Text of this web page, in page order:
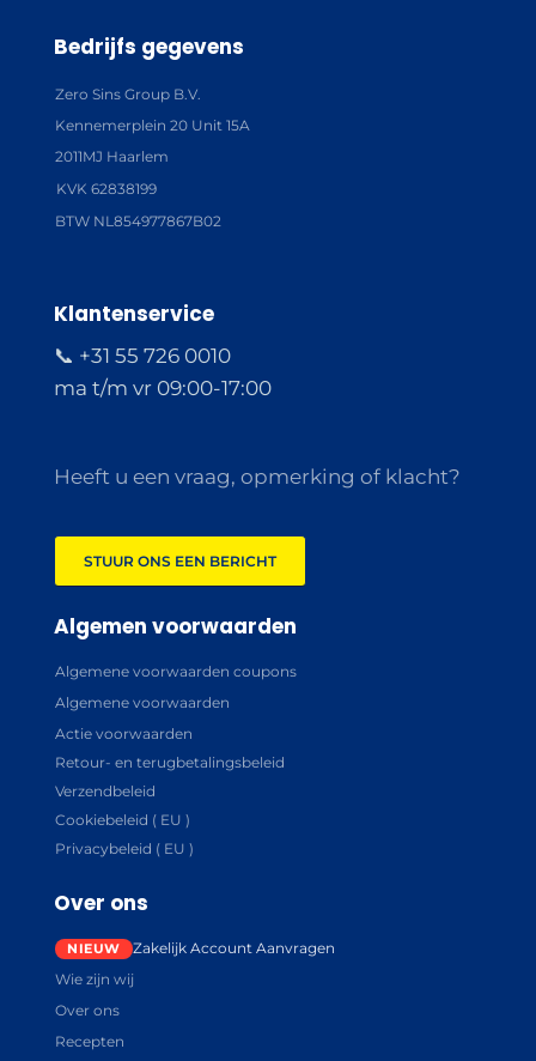
Bedrijfs gegevens
Zero Sins Group B.V.
Kennemerplein 20 Unit 15A
2011MJ Haarlem
KVK 62838199
BTW NL854977867B02
Klantenservice
📞 +31 55 726 0010
ma t/m vr 09:00-17:00
Heeft u een vraag, opmerking of klacht?
STUUR ONS EEN BERICHT
Algemen voorwaarden
Algemene voorwaarden coupons
Algemene voorwaarden
Actie voorwaarden
Retour- en terugbetalingsbeleid
Verzendbeleid
Cookiebeleid ( EU )
Privacybeleid ( EU )
Over ons
Zakelijk Account Aanvragen
Wie zijn wij
Over ons
Recepten